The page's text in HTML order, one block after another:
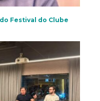
Festival do Clube